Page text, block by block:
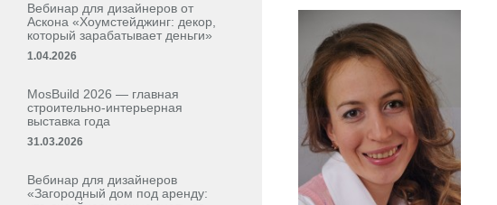
Вебинар для дизайнеров от
Аскона «Хоумстейджинг: декор,
который зарабатывает деньги»
1.04.2026
MosBuild 2026 — главная
строительно-интерьерная
выставка года
31.03.2026
Вебинар для дизайнеров
«Загородный дом под аренду: